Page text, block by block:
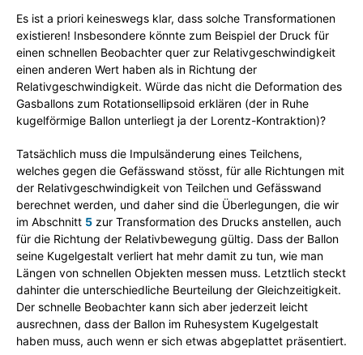
Es ist a priori keineswegs klar, dass solche Transformationen
existieren! Insbesondere könnte zum Beispiel der Druck für
einen schnellen Beobachter quer zur Relativgeschwindigkeit
einen anderen Wert haben als in Richtung der
Relativgeschwindigkeit. Würde das nicht die Deformation des
Gasballons zum Rotationsellipsoid erklären (der in Ruhe
kugelförmige Ballon unterliegt ja der Lorentz-Kontraktion)?
Tatsächlich muss die Impulsänderung eines Teilchens,
welches gegen die Gefässwand stösst, für alle Richtungen mit
der Relativgeschwindigkeit von Teilchen und Gefässwand
berechnet werden, und daher sind die Überlegungen, die wir
im Abschnitt 5 zur Transformation des Drucks anstellen, auch
für die Richtung der Relativbewegung gültig. Dass der Ballon
seine Kugelgestalt verliert hat mehr damit zu tun, wie man
Längen von schnellen Objekten messen muss. Letztlich steckt
dahinter die unterschiedliche Beurteilung der Gleichzeitigkeit.
Der schnelle Beobachter kann sich aber jederzeit leicht
ausrechnen, dass der Ballon im Ruhesystem Kugelgestalt
haben muss, auch wenn er sich etwas abgeplattet präsentiert.